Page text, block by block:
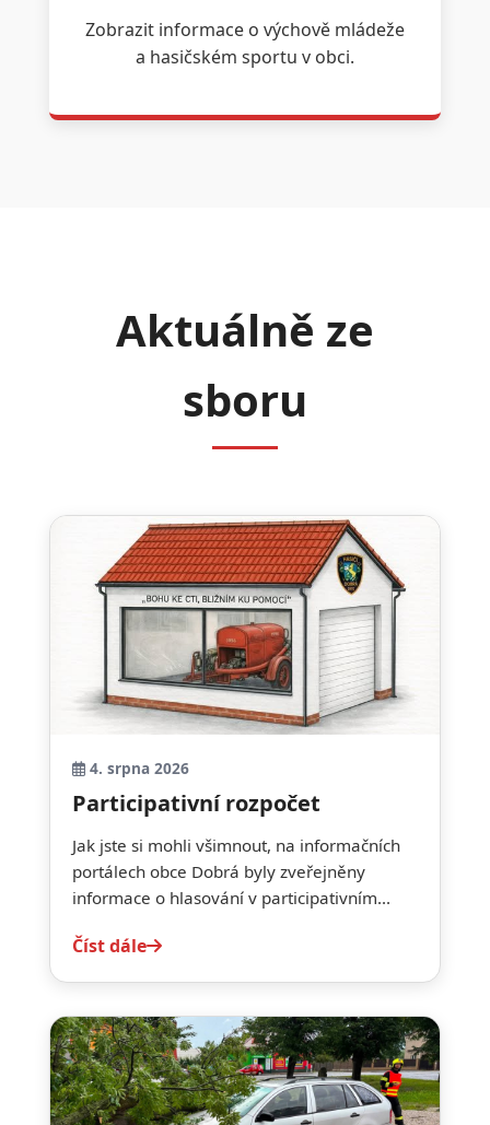
Zobrazit informace o výchově mládeže
a hasičském sportu v obci.
Aktuálně ze
sboru
4. srpna 2026
Participativní rozpočet
Jak jste si mohli všimnout, na informačních
portálech obce Dobrá byly zveřejněny
informace o hlasování v participativním...
Číst dále